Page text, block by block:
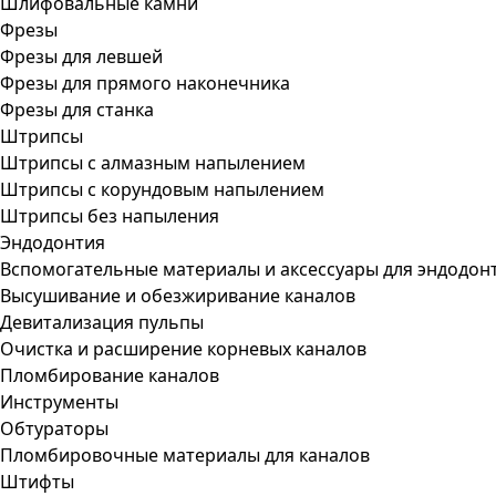
Фрезы
Фрезы для левшей
Фрезы для прямого наконечника
Фрезы для станка
Штрипсы
Штрипсы c алмазным напылением
Штрипсы c корундовым напылением
Штрипсы без напыления
Эндодонтия
Вспомогательные материалы и аксессуары для
Высушивание и обезжиривание каналов
Девитализация пульпы
Очистка и расширение корневых каналов
Пломбирование каналов
Инструменты
Обтураторы
Пломбировочные материалы для каналов
Штифты